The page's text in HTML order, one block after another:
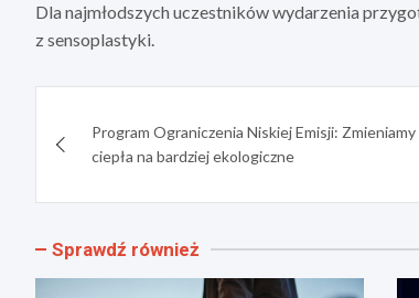
Dla najmłodszych uczestników wydarzenia
z sensoplastyki.
wpisuProgram Ograniczenia Niskiej Emisji: Zmieniamy
ciepła na bardziej ekologiczne
Sprawdź również